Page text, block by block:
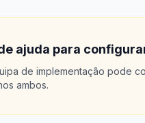
ajuda para
de implementação pode
ambos.